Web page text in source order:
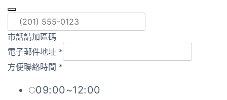
市話請加區碼
電子郵件地址 *
方便聯絡時間 *
09:00~12:00